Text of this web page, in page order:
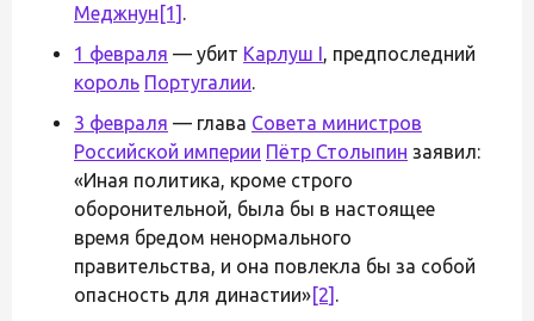
Меджнун [1] .
1 февраля — убит Карлуш I, предпоследний
король Португалии.
3 февраля — глава Совета министров
Российской империи Пётр Столыпин заявил:
«Иная политика, кроме строго
оборонительной, была бы в настоящее
время бредом ненормального
правительства, и она повлекла бы за собой
опасность для династии»[2] .